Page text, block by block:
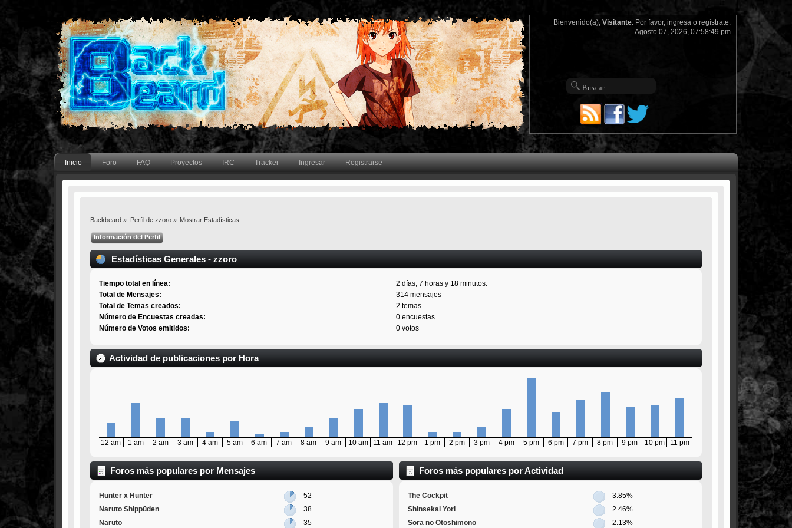
Bienvenido(a), Visitante. Por favor, ingresao regístrate.
Agosto 07, 2026, 07:58:49 pm
Inicio Foro FAQ Proyectos IRC Tracker Ingresar Registrarse
Backbeard » Perfil de zzoro » Mostrar Estadísticas
Información del Perfil
Estadísticas Generales - zzoro
Tiempo total en línea:
2 días, 7 horas y 18 minutos.
Total de Mensajes:
314 mensajes
Total de Temas creados:
2 temas
Número de Encuestas creadas:
0 encuestas
Número de Votos emitidos:
0 votos
Actividad de publicaciones por Hora
12 am 1 am 2 am 3 am 4 am 5 am 6 am 7 am 8 am 9 am 10 am 11 am 12 pm 1 pm 2 pm 3 pm 4 pm 5 pm 6 pm 7 pm 8 pm 9 pm 10 pm 11 pm
Foros más populares por Mensajes
Hunter x Hunter
52
Naruto Shippūden
38
Naruto
35
Foros más populares por Actividad
The Cockpit
3.85%
Shinsekai Yori
2.46%
Sora no Otoshimono
2.13%